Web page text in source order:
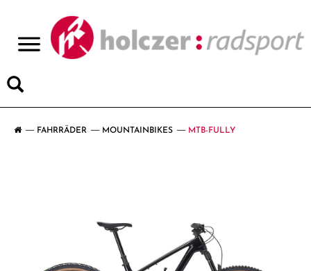
FAHRRÄDER MOUNTAINBIKES MTB-FULLY